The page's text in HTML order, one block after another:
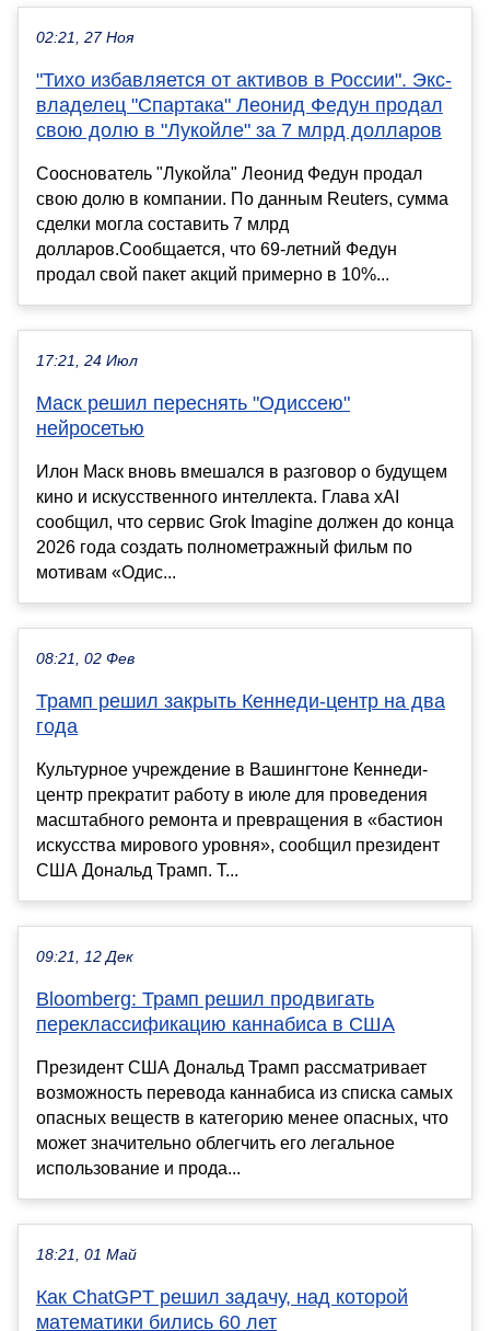
02:21, 27 Ноя
"Тихо избавляется от активов в России". Экс-
владелец "Спартака" Леонид Федун продал
свою долю в "Лукойле" за 7 млрд долларов
Сооснователь "Лукойла" Леонид Федун продал
свою долю в компании. По данным Reuters, сумма
сделки могла составить 7 млрд
долларов.Сообщается, что 69-летний Федун
продал свой пакет акций примерно в 10%...
17:21, 24 Июл
Маск решил переснять "Одиссею"
нейросетью
Илон Маск вновь вмешался в разговор о будущем
кино и искусственного интеллекта. Глава xAI
сообщил, что сервис Grok Imagine должен до конца
2026 года создать полнометражный фильм по
мотивам «Одис...
08:21, 02 Фев
Трамп решил закрыть Кеннеди-центр на два
года
Культурное учреждение в Вашингтоне Кеннеди-
центр прекратит работу в июле для проведения
масштабного ремонта и превращения в «бастион
искусства мирового уровня», сообщил президент
США Дональд Трамп. Т...
09:21, 12 Дек
Bloomberg: Трамп решил продвигать
переклассификацию каннабиса в США
Президент США Дональд Трамп рассматривает
возможность перевода каннабиса из списка самых
опасных веществ в категорию менее опасных, что
может значительно облегчить его легальное
использование и прода...
18:21, 01 Май
Как ChatGPT решил задачу, над которой
математики бились 60 лет